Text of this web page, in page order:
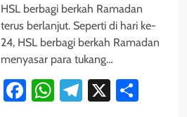
HSL berbagi berkah Ramadan
terus berlanjut. Seperti di hari ke-
24, HSL berbagi berkah Ramadan
menyasar para tukang…
Facebook
WhatsApp
Telegram
X